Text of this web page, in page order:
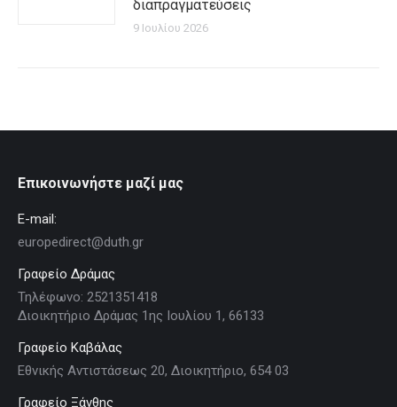
διαπραγματεύσεις
9 Ιουλίου 2026
Επικοινωνήστε μαζί μας
E-mail:
europedirect@duth.gr
Γραφείο Δράμας
Τηλέφωνο: 2521351418
Διοικητήριο Δράμας 1ης Ιουλίου 1, 66133
Γραφείο Καβάλας
Εθνικής Αντιστάσεως 20, Διοικητήριο, 654 03
Γραφείο Ξάνθης